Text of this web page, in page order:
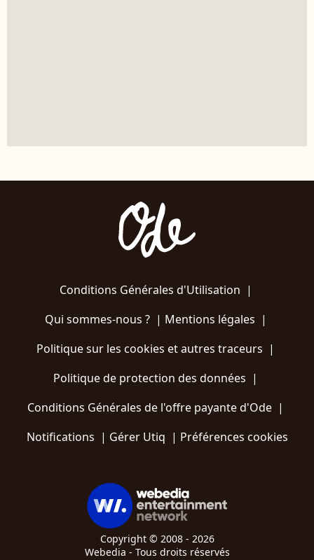
Conditions Générales d'Utilisation |
Qui sommes-nous ?| Mentions légales |
Politique sur les cookies et autres traceurs |
Politique de protection des données |
Conditions Générales de l'offre payante d'Ode |
Notifications | Gérer Utiq | Préférences cookies
Copyright © 2008 - 2026
Webedia - Tous droits réservés